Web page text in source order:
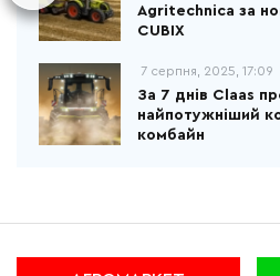
Agritechnica за
CUBIX
7 серпня, 2025, 17:09
За 7 днів Claas
найпотужніший
комбайн